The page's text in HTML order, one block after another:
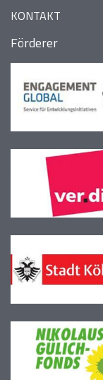
KONTAKT
Förderer